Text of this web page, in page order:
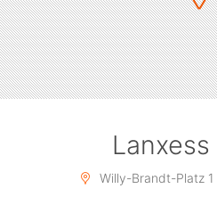
Lanxess
Willy-Brandt-Platz